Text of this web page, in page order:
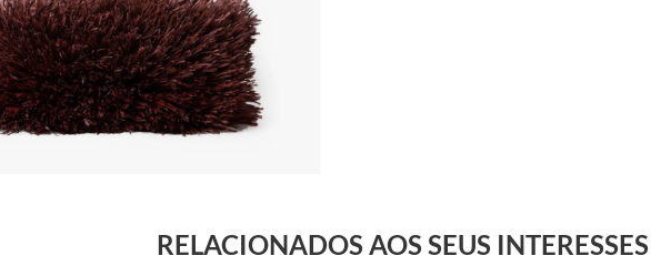
RELACIONADOS AOS SEUS INTERESSES